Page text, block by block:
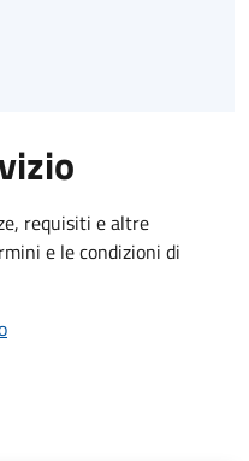
requisiti e altre
e le condizioni di